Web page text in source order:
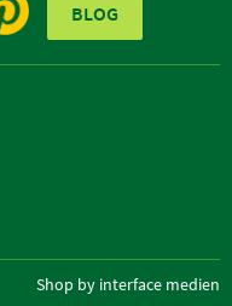
BLOG
Shop by interface medien